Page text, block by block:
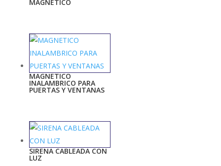
MAGNETICO
MAGNETICO
INALAMBRICO PARA
PUERTAS Y VENTANAS
SIRENA CABLEADA CON
LUZ